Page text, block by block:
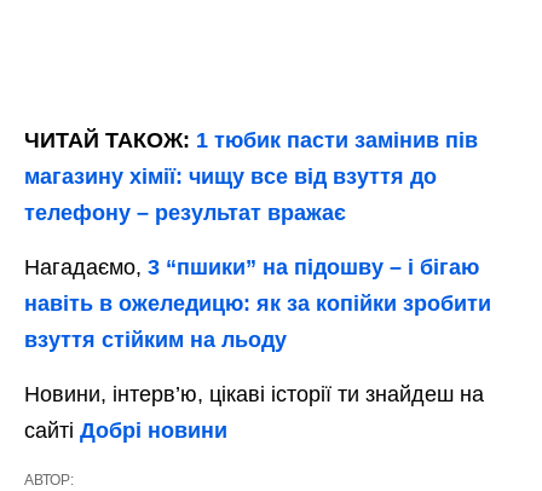
ЧИТАЙ ТАКОЖ: 1 тюбик пасти замінив пів
магазину хімії: чищу все від взуття до
телефону – результат вражає
Нагадаємо, 3 “пшики” на підошву – і бігаю
навіть в ожеледицю: як за копійки зробити
взуття стійким на льоду
Новини, інтерв’ю, цікаві історії ти знайдеш на
сайті Добрі новини
АВТОР: